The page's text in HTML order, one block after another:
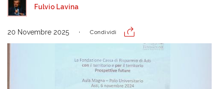
Fulvio Lavina
20 Novembre 2025 Condividi